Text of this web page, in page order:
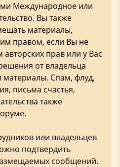
Международное или
Вы также
материалы,
правом, если Вы не
авторских прав или у Вас
от владельца
материалы. Спам, флуд,
письма счастья,
также
или владельцев
подтвердить
сообщений.